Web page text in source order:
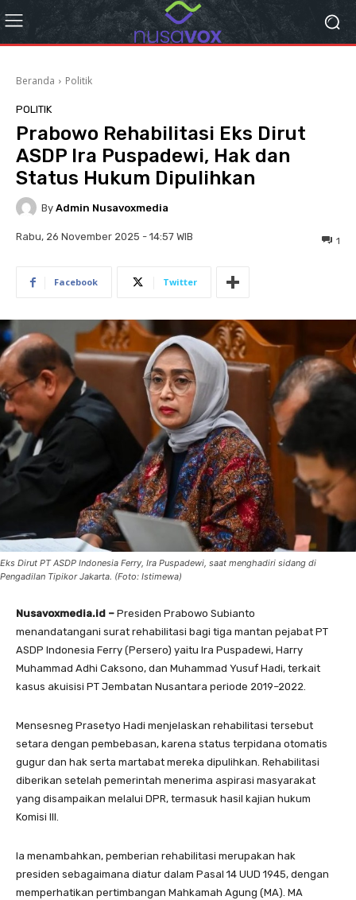
Beranda Politik
POLITIK
Prabowo Rehabilitasi Eks Dirut
ASDP Ira Puspadewi, Hak dan
Status Hukum Dipulihkan
By Admin Nusavoxmedia
Rabu, 26 November 2025 - 14:57 WIB 1
Facebook Twitter
Eks Dirut PT ASDP Indonesia Ferry, Ira Puspadewi, saat menghadiri sidang di
Pengadilan Tipikor Jakarta. (Foto: Istimewa)
Nusavoxmedia.id – Presiden Prabowo Subianto
menandatangani surat rehabilitasi bagi tiga mantan pejabat PT
ASDP Indonesia Ferry (Persero) yaitu Ira Puspadewi, Harry
Muhammad Adhi Caksono, dan Muhammad Yusuf Hadi, terkait
kasus akuisisi PT Jembatan Nusantara periode 2019–2022.
Mensesneg Prasetyo Hadi menjelaskan rehabilitasi tersebut
setara dengan pembebasan, karena status terpidana otomatis
gugur dan hak serta martabat mereka dipulihkan. Rehabilitasi
diberikan setelah pemerintah menerima aspirasi masyarakat
yang disampaikan melalui DPR, termasuk hasil kajian hukum
Komisi III.
Ia menambahkan, pemberian rehabilitasi merupakan hak
presiden sebagaimana diatur dalam Pasal 14 UUD 1945, dengan
memperhatikan pertimbangan Mahkamah Agung (MA). MA